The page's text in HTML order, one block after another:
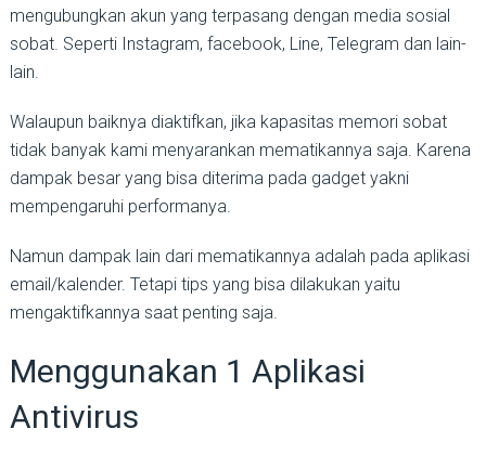
mengubungkan akun yang terpasang dengan media sosial
sobat. Seperti Instagram, facebook, Line, Telegram dan lain-
lain.
Walaupun baiknya diaktifkan, jika kapasitas memori sobat
tidak banyak kami menyarankan mematikannya saja. Karena
dampak besar yang bisa diterima pada gadget yakni
mempengaruhi performanya.
Namun dampak lain dari mematikannya adalah pada aplikasi
email/kalender. Tetapi tips yang bisa dilakukan yaitu
mengaktifkannya saat penting saja.
Menggunakan 1 Aplikasi
Antivirus